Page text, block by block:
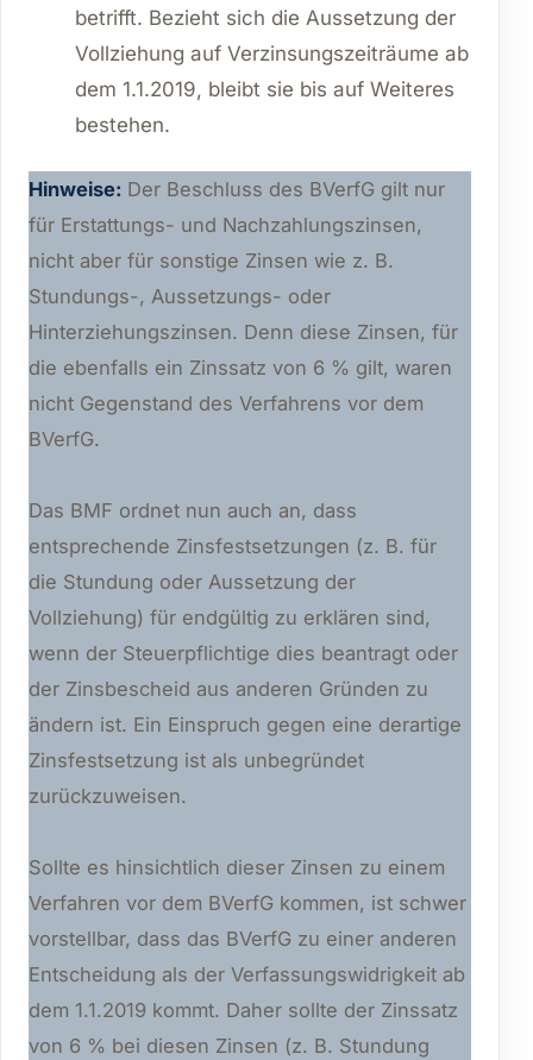
betrifft. Bezieht sich die Aussetzung der
Vollziehung auf Verzinsungszeiträume ab
dem 1.1.2019, bleibt sie bis auf Weiteres
bestehen.
Hinweise: Der Beschluss des BVerfG gilt nur
für Erstattungs- und Nachzahlungszinsen,
nicht aber für sonstige Zinsen wie z. B.
Stundungs-, Aussetzungs- oder
Hinterziehungszinsen. Denn diese Zinsen, für
die ebenfalls ein Zinssatz von 6 % gilt, waren
nicht Gegenstand des Verfahrens vor dem
BVerfG.
Das BMF ordnet nun auch an, dass
entsprechende Zinsfestsetzungen (z. B. für
die Stundung oder Aussetzung der
Vollziehung) für endgültig zu erklären sind,
wenn der Steuerpflichtige dies beantragt oder
der Zinsbescheid aus anderen Gründen zu
ändern ist. Ein Einspruch gegen eine derartige
Zinsfestsetzung ist als unbegründet
zurückzuweisen.
Sollte es hinsichtlich dieser Zinsen zu einem
Verfahren vor dem BVerfG kommen, ist schwer
vorstellbar, dass das BVerfG zu einer anderen
Entscheidung als der Verfassungswidrigkeit ab
dem 1.1.2019 kommt. Daher sollte der Zinssatz
von 6 % bei diesen Zinsen (z. B. Stundung